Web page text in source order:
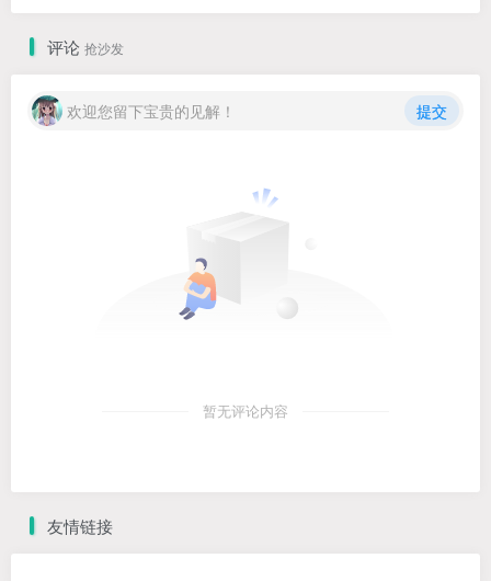
评论 抢沙发
欢迎您留下宝贵的见解！ 提交
暂无评论内容
友情链接